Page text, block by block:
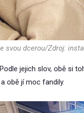
svou dcerou/Zdroj:
jejich slov, obě si
obě jí moc fandily.